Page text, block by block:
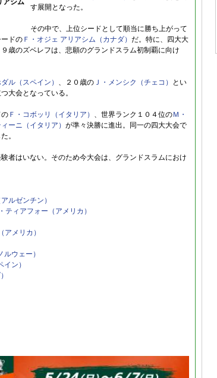
アシム
す展開となった。
その中で、上位シードとして順当に勝ち上がって
ードの Ｆ・オジェ アリアシム（カナダ） だ。特に、四大大
歳のズベレフは、悲願のグランドスラム初制覇に向け
ル（スペイン） 、２０歳の Ｊ・メンシク（チェコ）
とい
大会となっている。
Ｆ・コボッリ（イタリア） 、世界ランク１０４位のＭ・
ーニ（イタリア） が準々決勝に進出。同一の四大大会で
。
者はいない。そのため今大会は、グランドスラムにおけ
ルゼンチン）
ティアフォー（アメリカ）
アメリカ）
ルウェー）
ン）